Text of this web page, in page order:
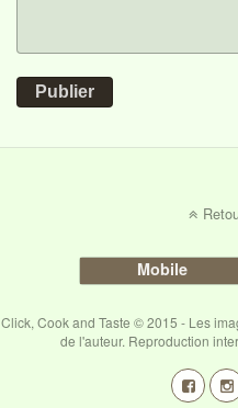
Publier
Mobile
Click, Cook and Taste © 2015 - Les
de l'auteur. Reproduction